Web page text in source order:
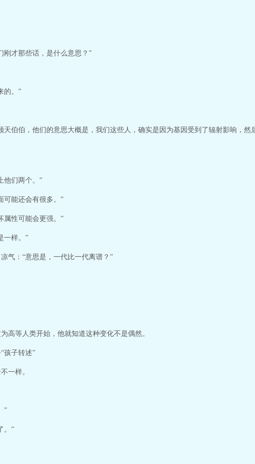
刚才那些话，是什么意思？”
的。”
天伯伯，他们的意思大概是，我们这些人，确实是因为基因受到了辐射影响，然
他们两个。”
可能还会有很多。”
属性可能会更强。”
一样。”
气：“意思是，一代比一代离谱？”
高等人类开始，他就知道这种变化不是偶然。
孩子转述”
一样。
”
。”